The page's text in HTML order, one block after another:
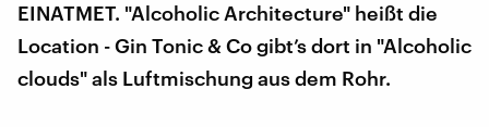
EINATMET. "Alcoholic Architecture" heißt die
Location - Gin Tonic & Co gibt’s dort in "Alcoholic
clouds" als Luftmischung aus dem Rohr.